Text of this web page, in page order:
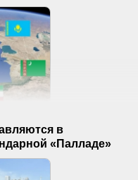
в
«Палладе»